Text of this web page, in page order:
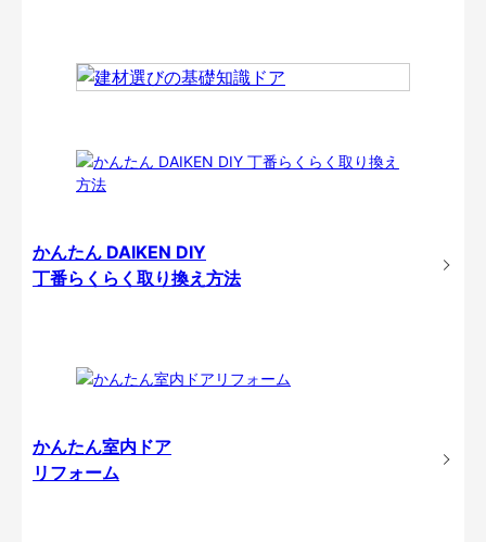
かんたん DAIKEN DIY
丁番らくらく取り換え方法
かんたん室内ドア
リフォーム